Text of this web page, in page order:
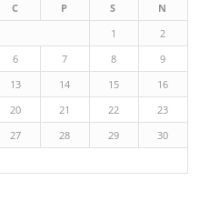
C P S
N
1
2
6 7 8
9
13 14 15
16
20 21 22
23
27 28 29
30